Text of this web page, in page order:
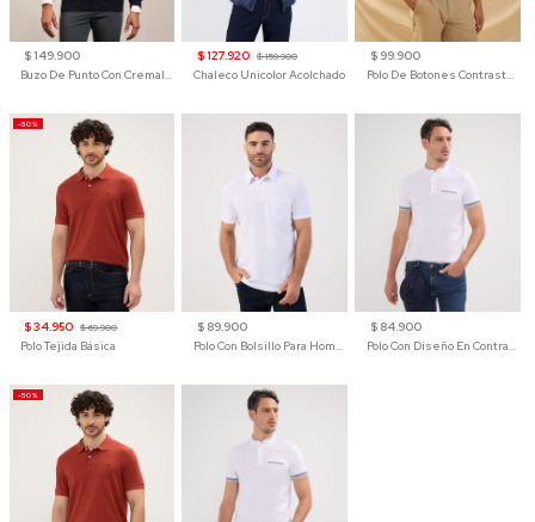
$ 149.900
Buzo De Punto Con Cremallera Para Hombre
$ 127.920 $ 159.900
Chaleco Unicolor Acolchado
$ 99.900
Polo De Botones Contraste Para Hombre
-50%
$ 34.950 $ 69.900
Polo Tejida Básica
$ 89.900
Polo Con Bolsillo Para Hombre
$ 84.900
Polo Con Diseño En Contraste
-50%